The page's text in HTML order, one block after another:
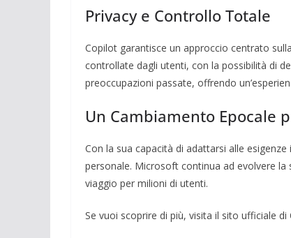
Privacy e Controllo Totale
Copilot garantisce un approccio centrato
controllate dagli utenti, con la possibilità di
preoccupazioni passate, offrendo
Un Cambiamento Epocale
Con la sua capacità di adattarsi alle
personale. Microsoft continua ad evolvere la
viaggio per milioni di utenti.
Se vuoi scoprire di più, visita il sito ufficiale di